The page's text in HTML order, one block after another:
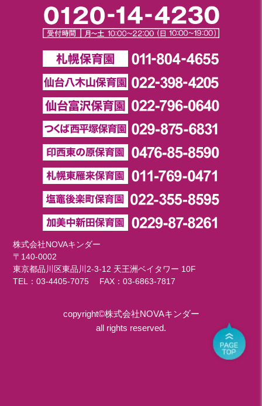
株式会社NOVAキンダー
〒140-0002
東京都品川区東品川2-3-12 天王洲ベイタワー 10F
TEL：03-4405-7075 FAX：03-6863-7817
copyright©株式会社NOVAキンダー
all rights reserved.